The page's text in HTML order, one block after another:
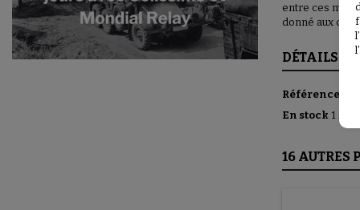
entre ces
donné aux
DÉTAILS DU
Référence
En stock 1
16 AUTRES